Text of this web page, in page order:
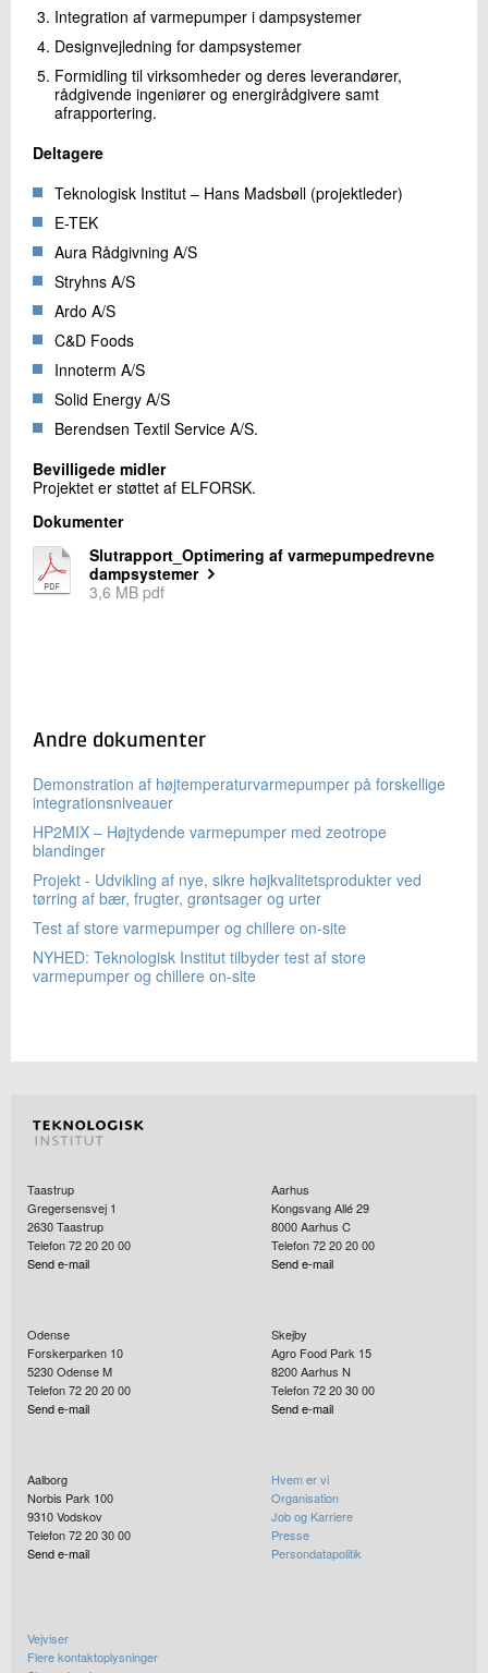
Integration af varmepumper i dampsystemer
Designvejledning for dampsystemer
Formidling til virksomheder og deres leverandører,
rådgivende ingeniører og energirådgivere samt
afrapportering.
Deltagere
Teknologisk Institut – Hans Madsbøll (projektleder)
E-TEK
Aura Rådgivning A/S
Stryhns A/S
Ardo A/S
C&D Foods
Innoterm A/S
Solid Energy A/S
Berendsen Textil Service A/S.
Bevilligede midler
Projektet er støttet af ELFORSK.
Dokumenter
Slutrapport_Optimering af varmepumpedrevne
dampsystemer
3,6 MB pdf
Andre dokumenter
Demonstration af højtemperaturvarmepumper på forskellige
integrationsniveauer
HP2MIX – Højtydende varmepumper med zeotrope
blandinger
Projekt - Udvikling af nye, sikre højkvalitetsprodukter ved
tørring af bær, frugter, grøntsager og urter
Test af store varmepumper og chillere on-site
NYHED: Teknologisk Institut tilbyder test af store
varmepumper og chillere on-site
Taastrup
Gregersensvej 1
2630Taastrup
Telefon 72 20 20 00
Send e-mail
Aarhus
Kongsvang Allé 29
8000Aarhus C
Telefon 72 20 20 00
Send e-mail
Odense
Forskerparken 10
5230Odense M
Telefon 72 20 20 00
Send e-mail
Skejby
Agro Food Park 15
8200Aarhus N
Telefon 72 20 30 00
Send e-mail
Aalborg
Norbis Park 100
9310Vodskov
Telefon 72 20 30 00
Send e-mail
Hvem er vi
Organisation
Job og Karriere
Presse
Persondatapolitik
Vejviser
Flere kontaktoplysninger